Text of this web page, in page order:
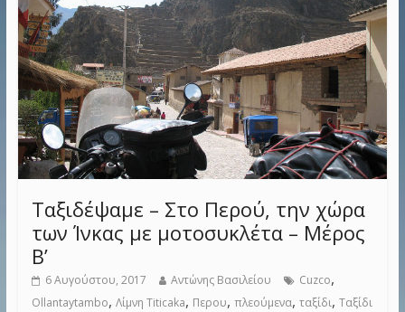
Ταξιδέψαμε – Στο Περού, την χώρα
των Ίνκας με μοτοσυκλέτα – Μέρος
Β’
6 Αυγούστου, 2017 Αντώνης Βασιλείου Cuzco,
Ollantaytambo, Λίμνη Titicaka, Περου, πλεούμενα, ταξίδι, Ταξίδι